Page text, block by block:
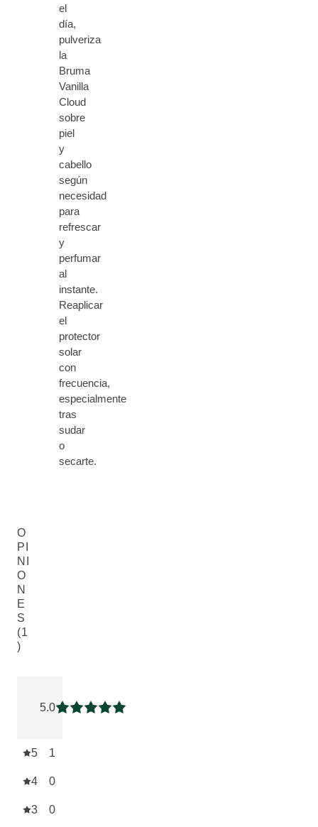
el
día,
pulveriza
la
Bruma
Vanilla
Cloud
sobre
piel
y
cabello
según
necesidad
para
refrescar
y
perfumar
al
instante.
Reaplicar
el
protector
solar
con
frecuencia,
especialmente
tras
sudar
o
secarte.
O
PI
NI
O
N
E
S
(1
)
5.0
Puntuación: 5 / 5 estrellas
5 1
4 0
3 0